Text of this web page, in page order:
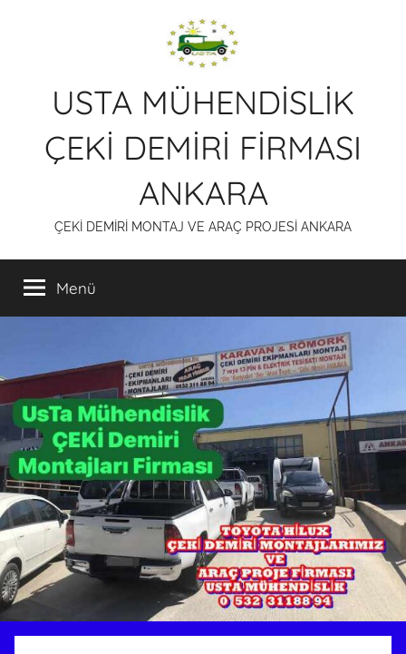
USTA MÜHENDİSLİK
ÇEKİ DEMİRİ FİRMASI
ANKARA
ÇEKİ DEMİRİ MONTAJ VE ARAÇ PROJESİ ANKARA
Menü